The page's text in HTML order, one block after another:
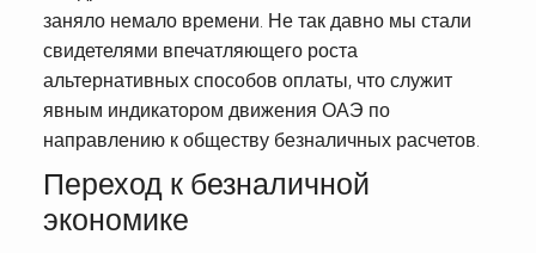
заняло немало времени. Не так давно мы стали
свидетелями впечатляющего роста
альтернативных способов оплаты, что служит
явным индикатором движения ОАЭ по
направлению к обществу безналичных расчетов.
Переход к безналичной
экономике